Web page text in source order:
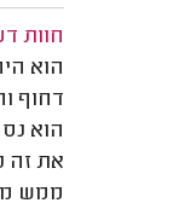
חוות
הוא
דחוף
הוא
את זה
ממש